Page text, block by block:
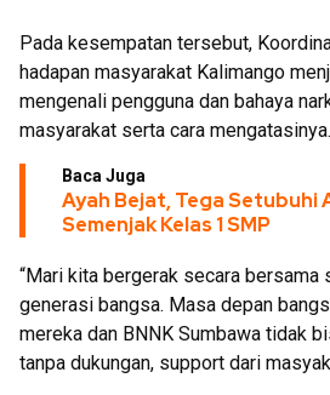
Pada kesempatan tersebut,
hadapan masyarakat Kalimango
mengenali pengguna dan bahaya
masyarakat serta cara mengatasinya.
Baca Juga
Ayah Bejat, Tega Setubuhi
Semenjak Kelas 1 SMP
“Mari kita bergerak secara bersama
generasi bangsa. Masa depan
mereka dan BNNK Sumbawa tidak
tanpa dukungan, support dari